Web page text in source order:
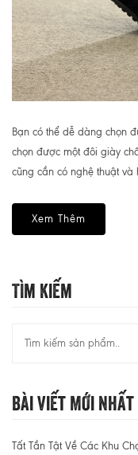
Bạn có thể dễ dàng chọn
chọn được một đôi giày
cũng cần có nghệ thuật và
Xem Thêm
Tìm Kiếm
Bài Viết Mới Nhất
Tất Tần Tật Về Các Khu